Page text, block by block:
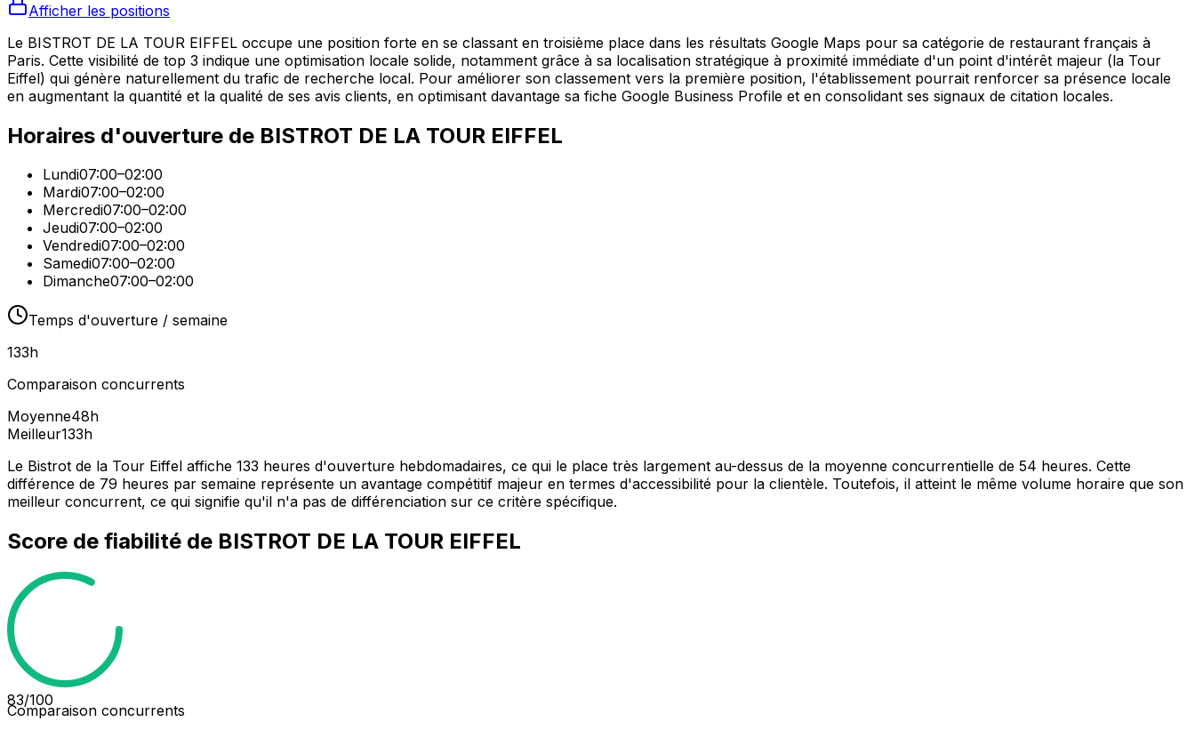
Afficher les positions
Le BISTROT DE LA TOUR EIFFEL occupe une position forte en se classant en troisième place dans les résultats Google Maps pour sa catégorie de restaurant français à
Paris. Cette visibilité de top 3 indique une optimisation locale solide, notamment grâce à sa localisation stratégique à proximité immédiate d'un point d'intérêt majeur (la Tour
Eiffel) qui génère naturellement du trafic de recherche local. Pour améliorer son classement vers la première position, l'établissement pourrait renforcer sa présence locale
en augmentant la quantité et la qualité de ses avis clients, en optimisant davantage sa fiche Google Business Profile et en consolidant ses signaux de citation locales.
Horaires d'ouverture de BISTROT DE LA TOUR EIFFEL
Lundi07:00–02:00
Mardi07:00–02:00
Mercredi07:00–02:00
Jeudi07:00–02:00
Vendredi07:00–02:00
Samedi07:00–02:00
Dimanche07:00–02:00
Temps d'ouverture / semaine
133h
Comparaison concurrents
Moyenne48h
Meilleur133h
Le Bistrot de la Tour Eiffel affiche 133 heures d'ouverture hebdomadaires, ce qui le place très largement au-dessus de la moyenne concurrentielle de 54 heures. Cette
différence de 79 heures par semaine représente un avantage compétitif majeur en termes d'accessibilité pour la clientèle. Toutefois, il atteint le même volume horaire que son
meilleur concurrent, ce qui signifie qu'il n'a pas de différenciation sur ce critère spécifique.
Score de fiabilité de BISTROT DE LA TOUR EIFFEL
83/100
Comparaison concurrents